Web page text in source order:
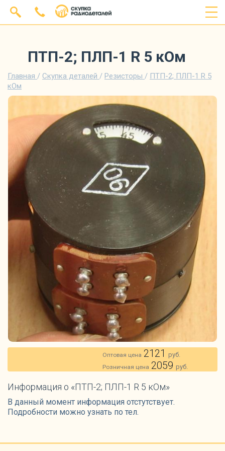
ПТП-2; ПЛП-1 R 5 кОм
Главная / Скупка деталей / Резисторы / ПТП-2; ПЛП-1 R 5
кОм
Оптовая цена 2121руб.
Розничная цена 2059руб.
Информация о «ПТП-2; ПЛП-1 R 5 кОм»
В данный момент информация отстутствует.
Подробности можно узнать по тел.